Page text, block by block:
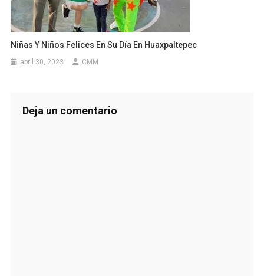
Niñas Y Niños Felices En Su Día En Huaxpaltepec
abril 30, 2023 CMM
Deja un comentario